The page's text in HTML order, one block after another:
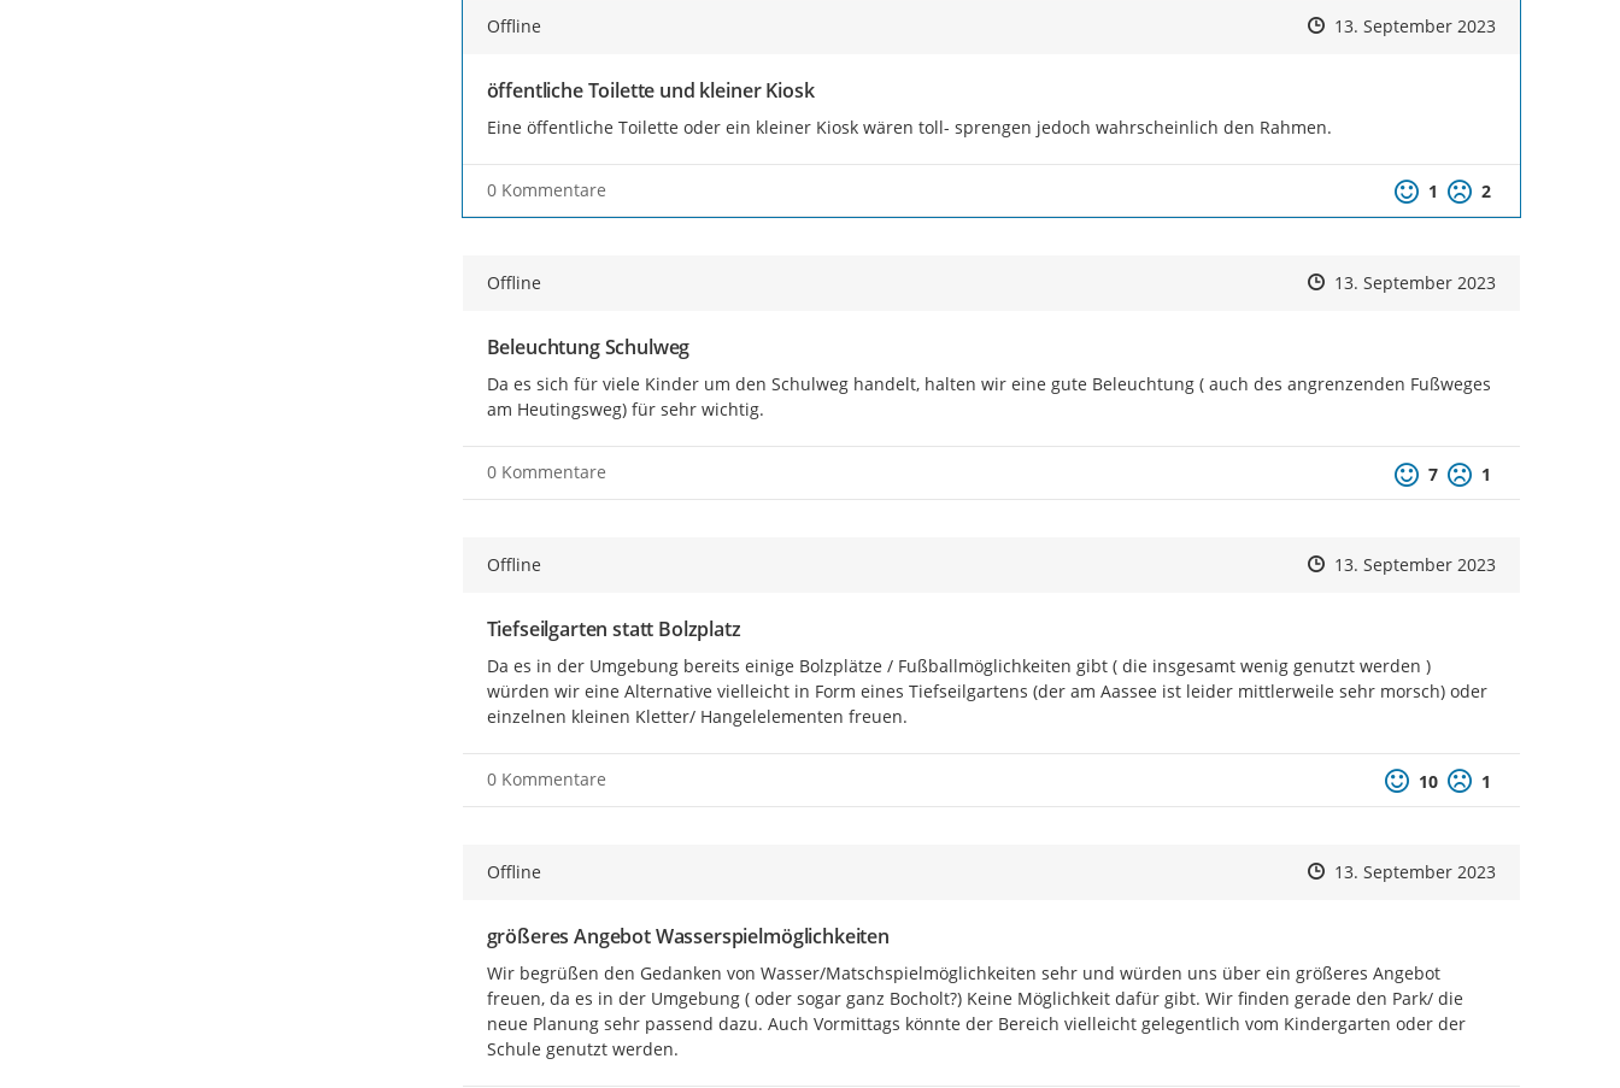
Offline Zeitpunkt des Erstellens
Zeitpunkt des Erstellens
13. September 2023Zur Äußerung
öffentliche Toilette und kleiner Kiosk
Eine öffentliche Toilette oder ein kleiner Kiosk wären toll- sprengen jedoch wahrscheinlich den Rahmen.
0 Kommentare Positive Bewertung
1 Negative
2
Offline Zeitpunkt des Erstellens
Zeitpunkt des Erstellens
13. September 2023Zur Äußerung
Beleuchtung Schulweg
Da es sich für viele Kinder um den Schulweg handelt, halten wir eine gute Beleuchtung ( auch des angrenzenden Fußweges
am Heutingsweg) für sehr wichtig.
0 Kommentare Positive Bewertung
7 Negative
1
Offline Zeitpunkt des Erstellens
Zeitpunkt des Erstellens
13. September 2023Zur Äußerung
Tiefseilgarten statt Bolzplatz
Da es in der Umgebung bereits einige Bolzplätze / Fußballmöglichkeiten gibt ( die insgesamt wenig genutzt werden )
würden wir eine Alternative vielleicht in Form eines Tiefseilgartens (der am Aassee ist leider mittlerweile sehr morsch) oder
einzelnen kleinen Kletter/ Hangelelementen freuen.
0 Kommentare Positive Bewertung
10 Negative
1
Offline Zeitpunkt des Erstellens
Zeitpunkt des Erstellens
13. September 2023Zur Äußerung
größeres Angebot Wasserspielmöglichkeiten
Wir begrüßen den Gedanken von Wasser/Matschspielmöglichkeiten sehr und würden uns über ein größeres Angebot
freuen, da es in der Umgebung ( oder sogar ganz Bocholt?) Keine Möglichkeit dafür gibt. Wir finden gerade den Park/ die
neue Planung sehr passend dazu. Auch Vormittags könnte der Bereich vielleicht gelegentlich vom Kindergarten oder der
Schule genutzt werden.